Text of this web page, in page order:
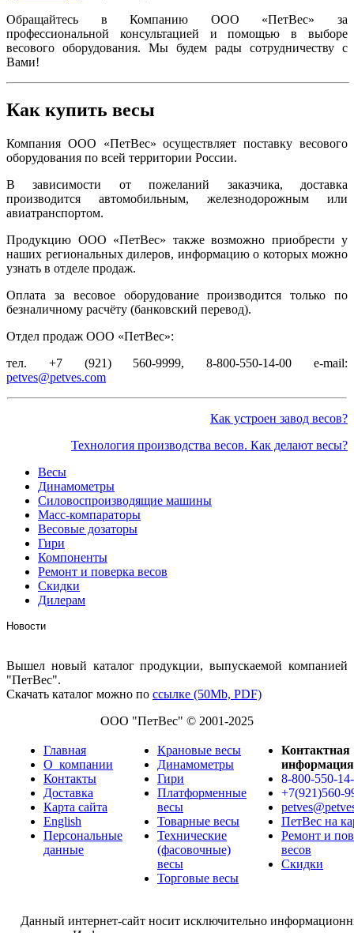
Обращайтесь в Компанию ООО «ПетВес» за
профессиональной консультацией и помощью в выборе
весового оборудования. Мы будем рады сотрудничеству с
Вами!
Как купить весы
Компания ООО «ПетВес» осуществляет поставку весового
оборудования по всей территории России.
В зависимости от пожеланий заказчика, доставка
производится автомобильным, железнодорожным или
авиатранспортом.
Продукцию ООО «ПетВес» также возможно приобрести у
наших региональных дилеров, информацию о которых можно
узнать в отделе продаж.
Оплата за весовое оборудование производится только по
безналичному расчёту (банковский перевод).
Отдел продаж ООО «ПетВес»:
тел. +7 (921) 560-9999,8-800-550-14-00 e-mail:
petves@petves.com
Как устроен завод весов?
Технология производства весов. Как делают весы?
Весы
Динамометры
Силовоспроизводящие машины
Масс-компараторы
Весовые дозаторы
Гири
Компоненты
Ремонт и поверка весов
Скидки
Дилерам
Новости
Вышел новый каталог продукции, выпускаемой компанией
"ПетВес".
Скачать каталог можно по ссылке (50Mb, PDF)
ООО "ПетВес" © 2001-2025
Главная
О_компании
Контакты
Доставка
Карта сайта
English
Персональные
данные
Крановые весы
Динамометры
Гири
Платформенные
весы
Товарные весы
Технические
(фасовочные)
весы
Торговые весы
Контактная
информация
8-800-550-
+7(921)560-
ПетВес на
Ремонт и
весов
Скидки
Данный интернет-сайт носит исключительно